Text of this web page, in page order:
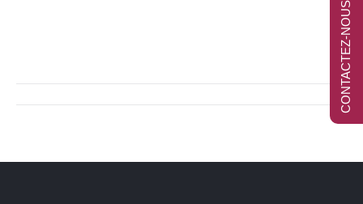
CONTACTEZ-NOUS